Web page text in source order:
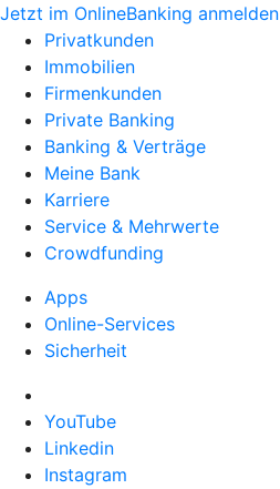
Jetzt im OnlineBanking anmelden
Privatkunden
Immobilien
Firmenkunden
Private Banking
Banking & Verträge
Meine Bank
Karriere
Service & Mehrwerte
Crowdfunding
Apps
Online-Services
Sicherheit
YouTube
Linkedin
Instagram